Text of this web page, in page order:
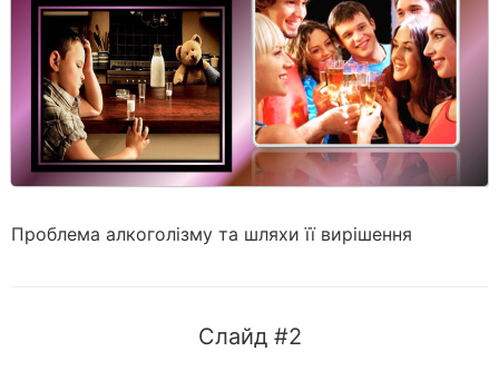
Проблема алкоголізму та шляхи її вирішення
Слайд #2